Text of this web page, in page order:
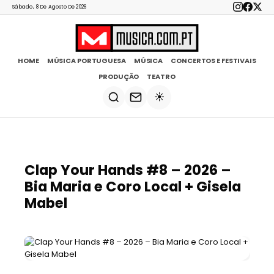
Sábado, 8 De Agosto De 2026
HOME MÚSICA PORTUGUESA MÚSICA
CONCERTOS E FESTIVAIS
PRODUÇÃO
TEATRO
☀️
Clap Your Hands #8 – 2026 –
Bia Maria e Coro Local + Gisela
Mabel